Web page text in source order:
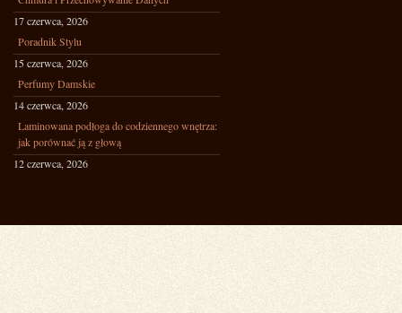
17 czerwca, 2026
Poradnik Stylu
15 czerwca, 2026
Perfumy Damskie
14 czerwca, 2026
Laminowana podłoga do codziennego wnętrza:
jak porównać ją z głową
12 czerwca, 2026